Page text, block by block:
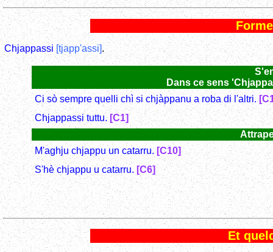
Chjappassi [tjapp'assi].
Dans ce sens
Ci sò sempre quelli chì si chjàppanu a roba di l'altri.
Chjappassi tuttu. [C1]
M'aghju chjappu un catarru. [C10]
S'hè chjappu u catarru. [C6]
Et